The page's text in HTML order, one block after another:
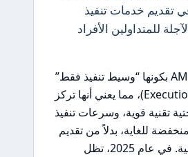
خدمات تنفيذ
للمتداولين الأفراد
تتميز AMP Futures بكونها “وسيط تنفيذ فقط”
(Execution-only broker)، مما يعني أنها تركز
تقنية قوية، وسرعات تنفيذ
للغاية، بدلاً من تقديم
الاستشارات المالية. في عام 2025، تظل